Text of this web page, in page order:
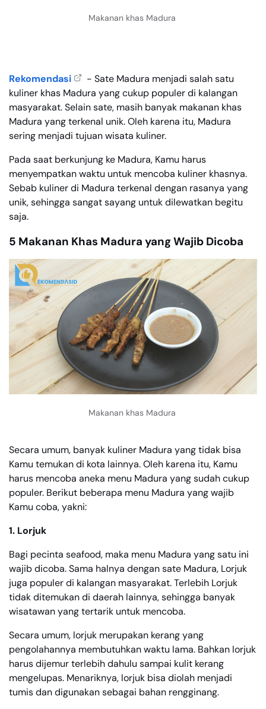
Makanan khas Madura
Rekomendasi
- Sate Madura menjadi salah satu
kuliner khas Madura yang cukup populer di kalangan
masyarakat. Selain sate, masih banyak makanan khas
Madura yang terkenal unik. Oleh karena itu, Madura
sering menjadi tujuan wisata kuliner.
Pada saat berkunjung ke Madura, Kamu harus
menyempatkan waktu untuk mencoba kuliner khasnya.
Sebab kuliner di Madura terkenal dengan rasanya yang
unik, sehingga sangat sayang untuk dilewatkan begitu
saja.
5 Makanan Khas Madura yang Wajib Dicoba
Makanan khas Madura
Secara umum, banyak kuliner Madura yang tidak bisa
Kamu temukan di kota lainnya. Oleh karena itu, Kamu
harus mencoba aneka menu Madura yang sudah cukup
populer. Berikut beberapa menu Madura yang wajib
Kamu coba, yakni:
1. Lorjuk
Bagi pecinta seafood, maka menu Madura yang satu ini
wajib dicoba. Sama halnya dengan sate Madura, Lorjuk
juga populer di kalangan masyarakat. Terlebih Lorjuk
tidak ditemukan di daerah lainnya, sehingga banyak
wisatawan yang tertarik untuk mencoba.
Secara umum, lorjuk merupakan kerang yang
pengolahannya membutuhkan waktu lama. Bahkan lorjuk
harus dijemur terlebih dahulu sampai kulit kerang
mengelupas. Menariknya, lorjuk bisa diolah menjadi
tumis dan digunakan sebagai bahan rengginang.